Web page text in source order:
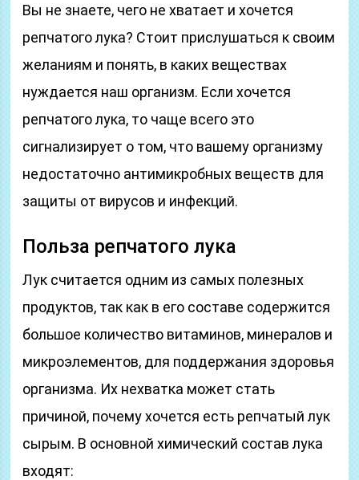
Вы не знаете, чего не хватает и хочется
репчатого лука? Стоит прислушаться к своим
желаниям и понять, в каких веществах
нуждается наш организм. Если хочется
репчатого лука, то чаще всего это
сигнализирует о том, что вашему организму
недостаточно антимикробных веществ для
защиты от вирусов и инфекций.
Польза репчатого лука
Лук считается одним из самых полезных
продуктов, так как в его составе содержится
большое количество витаминов, минералов и
микроэлементов, для поддержания здоровья
организма. Их нехватка может стать
причиной, почему хочется есть репчатый лук
сырым. В основной химический состав лука
входят: